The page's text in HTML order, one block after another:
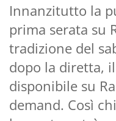
Innanzitutto la
prima serata su
tradizione del
dopo la diretta,
disponibile su
demand. Così